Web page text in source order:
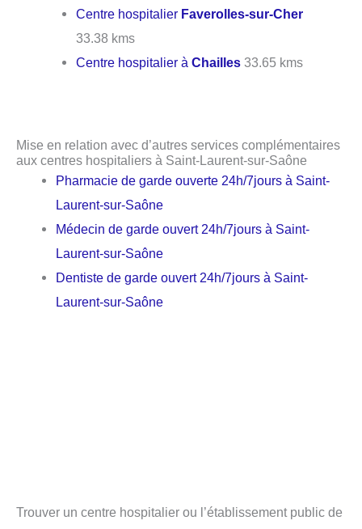
Centre hospitalier Faverolles-sur-Cher
33.38 kms
Centre hospitalier àChailles 33.65 kms
Mise en relation avec d’autres services complémentaires
aux centres hospitaliers à Saint-Laurent-sur-Saône
Pharmacie de garde ouverte 24h/7jours à Saint-
Laurent-sur-Saône
Médecin de garde ouvert 24h/7jours à Saint-
Laurent-sur-Saône
Dentiste de garde ouvert 24h/7jours à Saint-
Laurent-sur-Saône
Trouver un centre hospitalier ou l’établissement public de